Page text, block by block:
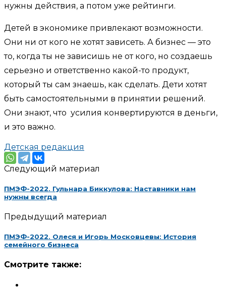
нужны действия, а потом уже рейтинги.
Детей в экономике привлекают возможности.
Они ни от кого не хотят зависеть. А бизнес — это
то, когда ты не зависишь не от кого, но создаешь
серьезно и ответственно какой-то продукт,
который ты сам знаешь, как сделать. Дети хотят
быть самостоятельными в принятии решений.
Они знают, что усилия конвертируются в деньги,
и это важно.
Детская редакция
Следующий материал
ПМЭФ-2022. Гульнара Биккулова: Наставники нам
нужны всегда
Предыдущий материал
ПМЭФ-2022. Олеся и Игорь Московцевы: История
семейного бизнеса
Смотрите также: